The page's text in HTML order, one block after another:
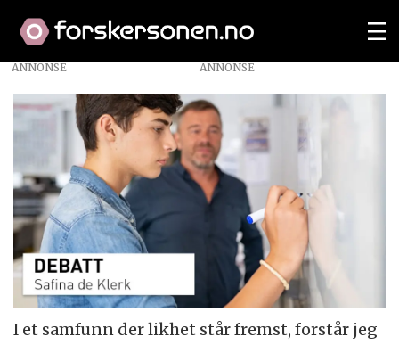
ANNONSE
I et samfunn der likhet står fremst, forstår jeg